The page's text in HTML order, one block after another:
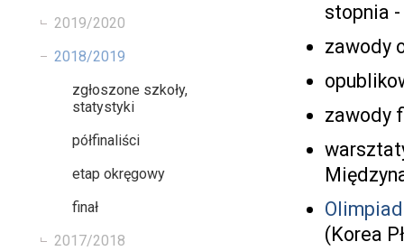
2019/2020
2018/2019
zgłoszone szkoły,
statystyki
półfinaliści
etap okręgowy
finał
2017/2018
stopnia
zawody
zawody
(Korea